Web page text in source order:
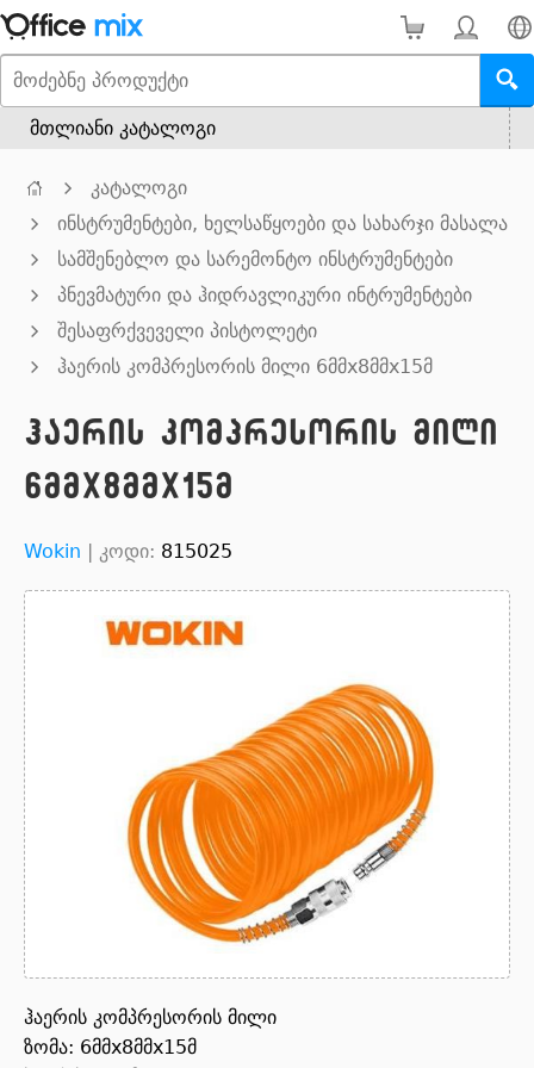
მთლიანი კატალოგი
კატალოგი
ინსტრუმენტები, ხელსაწყოები და სახარჯი მასალა
სამშენებლო და სარემონტო ინსტრუმენტები
პნევმატური და ჰიდრავლიკური ინტრუმენტები
შესაფრქვეველი პისტოლეტი
ჰაერის კომპრესორის მილი 6მმx8მმx15მ
ჰაერის კომპრესორის მილი
6მმx8მმx15მ
Wokin | კოდი: 815025
ჰაერის კომპრესორის მილი
ზომა: 6მმx8მმx15მ